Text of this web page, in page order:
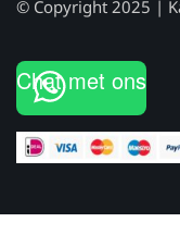
© Copyright 2025 |
Chat met ons